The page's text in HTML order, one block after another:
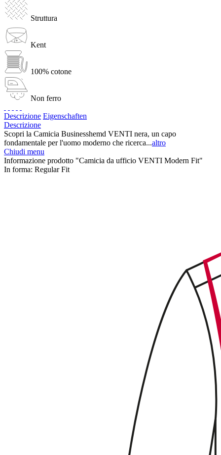
Struttura
Kent
100% cotone
Non ferro
Descrizione Eigenschaften
Descrizione
Scopri la Camicia Businesshemd VENTI nera, un capo
fondamentale per l'uomo moderno che ricerca...altro
Chiudi menu
Informazione prodotto "Camicia da ufficio VENTI Modern Fit"
In forma: Regular Fit